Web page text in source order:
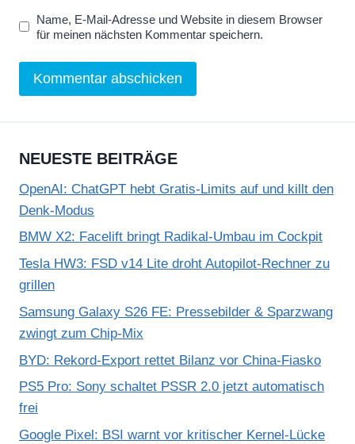
Name, E-Mail-Adresse und Website in diesem Browser
für meinen nächsten Kommentar speichern.
NEUESTE BEITRÄGE
OpenAI: ChatGPT hebt Gratis-Limits auf und killt den
Denk-Modus
BMW X2: Facelift bringt Radikal-Umbau im Cockpit
Tesla HW3: FSD v14 Lite droht Autopilot-Rechner zu
grillen
Samsung Galaxy S26 FE: Pressebilder & Sparzwang
zwingt zum Chip-Mix
BYD: Rekord-Export rettet Bilanz vor China-Fiasko
PS5 Pro: Sony schaltet PSSR 2.0 jetzt automatisch
frei
Google Pixel: BSI warnt vor kritischer Kernel-Lücke